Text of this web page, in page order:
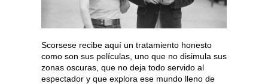
Scorsese recibe aquí un tratamiento honesto
como son sus películas, uno que no disimula sus
zonas oscuras, que no deja todo servido al
espectador y que explora ese mundo lleno de